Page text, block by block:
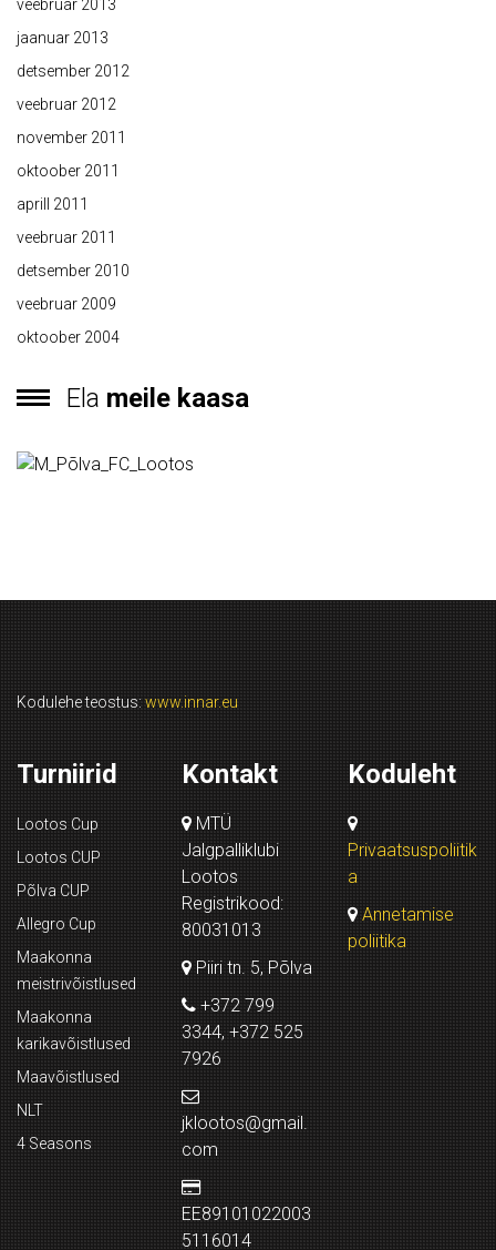
veebruar 2013
jaanuar 2013
detsember 2012
veebruar 2012
november 2011
oktoober 2011
aprill 2011
veebruar 2011
detsember 2010
veebruar 2009
oktoober 2004
Ela meile kaasa
Kodulehe teostus: www.innar.eu
Turniirid
Lootos Cup
Lootos CUP
Põlva CUP
Allegro Cup
Maakonna
meistrivõistlused
Maakonna
karikavõistlused
Maavõistlused
NLT
4 Seasons
Kontakt
MTÜ
Jalgpalliklubi
Lootos
Registrikood:
80031013
Piiri tn. 5, Põlva
+372 799
3344, +372 525
7926
jklootos@gmail.
com
EE89101022003
5116014
Koduleht
Privaatsuspoliitik
a
Annetamise
poliitika